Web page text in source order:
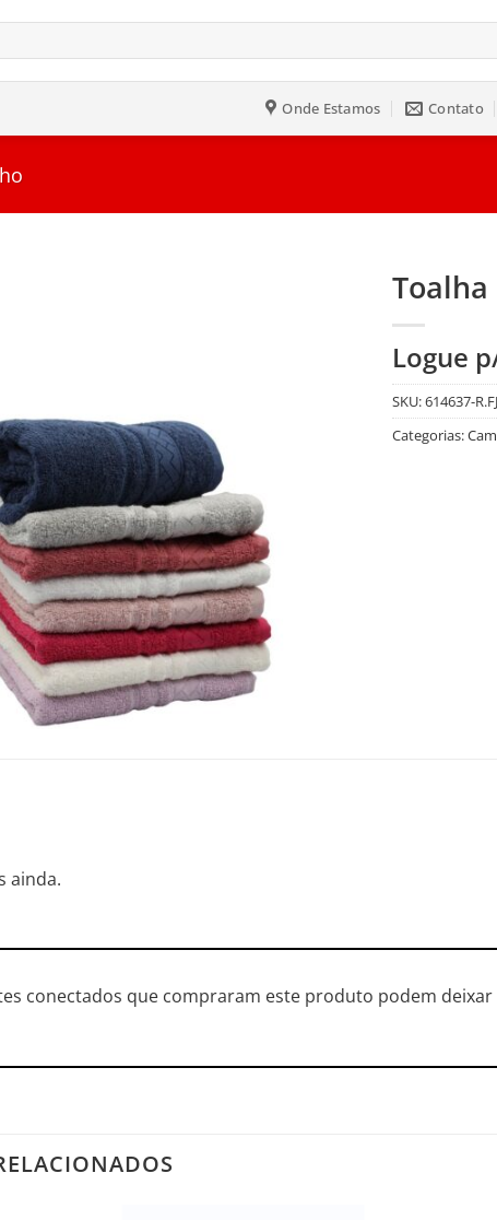
Onde Estamos Contato
Toalha
Logue
SKU:614637-
Categorias:
ainda.
conectados que compraram este produto podem deixar